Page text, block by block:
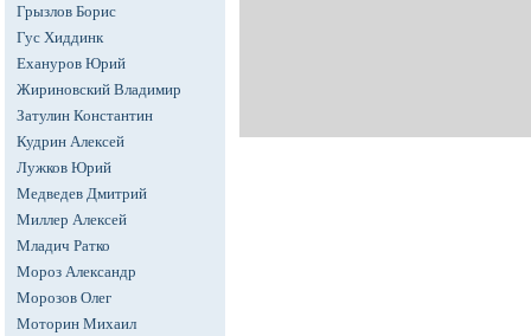
Грызлов Борис
Гус Хиддинк
Ехануров Юрий
Жириновский Владимир
Затулин Константин
Кудрин Алексей
Лужков Юрий
Медведев Дмитрий
Миллер Алексей
Младич Ратко
Мороз Александр
Морозов Олег
Моторин Михаил